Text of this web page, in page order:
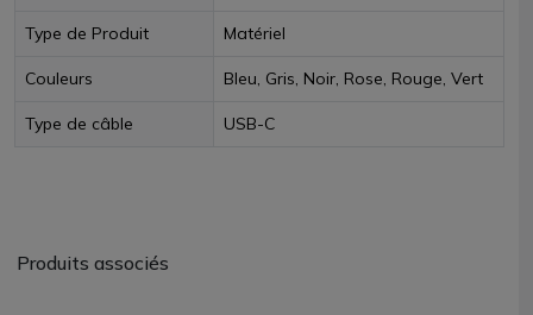
Type de Produit Matériel
Couleurs Bleu, Gris, Noir, Rose, Rouge, Vert
Type de câble USB-C
Produits associés